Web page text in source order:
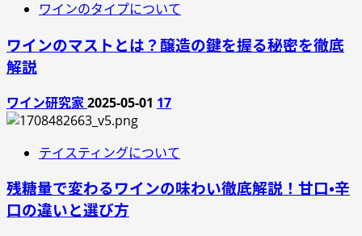
ワインのタイプについて
ワインのマストとは？醸造の鍵を握る秘密を徹底
解説
ワイン研究家2025-05-01 17
テイスティングについて
残糖量で変わるワインの味わい徹底解説！甘口・辛
口の違いと選び方